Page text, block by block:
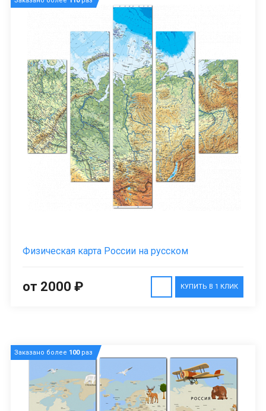
Физическая карта России на русском
КУПИТЬ В 1 КЛИК
от 2000 ₽
Заказано более 100раз